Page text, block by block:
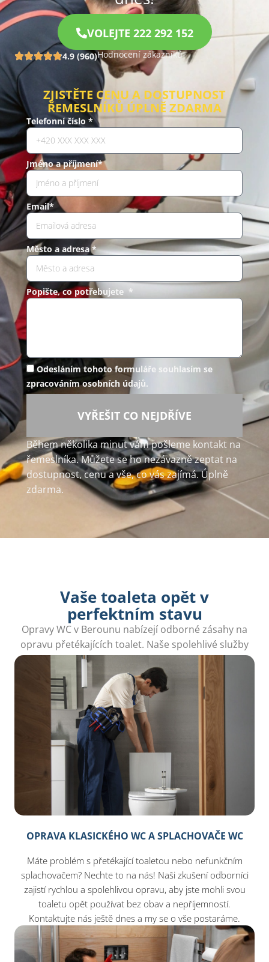
VOLEJTE 222 292 152
4.9 (960)Hodnocení zákazníků
ZJISTĚTE CENU A DOSTUPNOST
ŘEMESLNÍKŮ ÚPLNĚ ZDARMA
Telefonní číslo *
Jméno a příjmení*
Email*
Město a adresa *
Popište, co potřebujete *
Odesláním tohoto formuláře souhlasím se
zpracováním osobních údajů.
VYŘEŠIT CO NEJDŘÍVE
Během několika minut vám pošleme kontakt na
řemeslníka. Můžete se ho nezávazně zeptat na
dostupnost, cenu a vše, co vás zajímá. Úplně
zdarma.
Vaše toaleta opět v
perfektním stavu
Opravy WC v Berounu nabízejí odborné zásahy na
opravu přetékajících toalet. Naše spolehlivé služby
zajistí vaši pohodu doma.
OPRAVA KLASICKÉHO WC A SPLACHOVAČE WC
Máte problém s přetékající toaletou nebo nefunkčním
splachovačem? Nechte to na nás! Naši zkušení odborníci
zajistí rychlou a spolehlivou opravu, aby jste mohli svou
toaletu opět používat bez obav a nepříjemností.
Kontaktujte nás ještě dnes a my se o vše postaráme.